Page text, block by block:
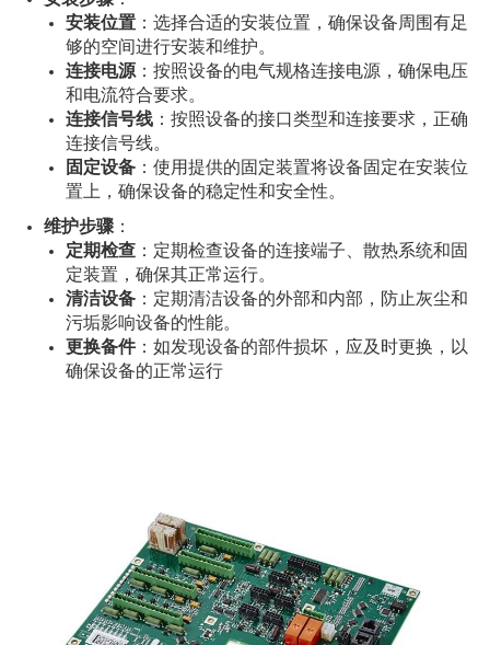
安装位置 ：选择合适的安装位置，确保设备周围有足
够的空间进行安装和维护。
连接电源 ：按照设备的电气规格连接电源，确保电压
和电流符合要求。
连接信号线 ：按照设备的接口类型和连接要求，正确
连接信号线。
固定设备 ：使用提供的固定装置将设备固定在安装位
置上，确保设备的稳定性和安全性。
维护步骤 ：
定期检查 ：定期检查设备的连接端子、散热系统和固
定装置，确保其正常运行。
清洁设备 ：定期清洁设备的外部和内部，防止灰尘和
污垢影响设备的性能。
更换备件：如发现设备的部件损坏，应及时更换，以
确保设备的正常运行